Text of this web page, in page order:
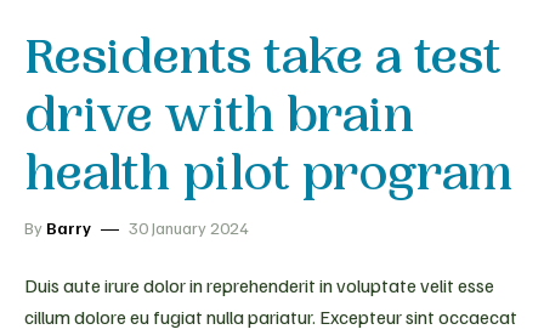
Residents take a test
drive with brain
health pilot program
By Barry 30 January 2024
Duis aute irure dolor in reprehenderit in voluptate velit esse
cillum dolore eu fugiat nulla pariatur. Excepteur sint occaecat